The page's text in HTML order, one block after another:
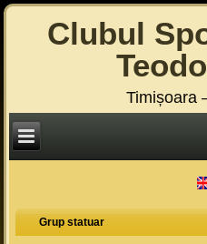
Clubul
Timișoara
Grup statuar